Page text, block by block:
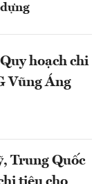
hoạch chi
Vũng Áng
Trung Quốc